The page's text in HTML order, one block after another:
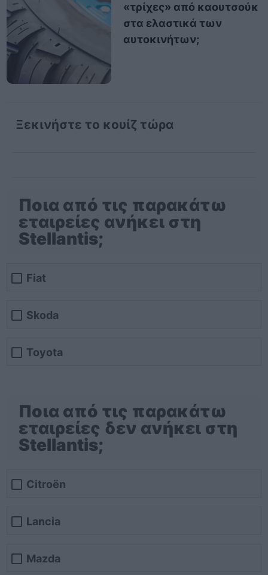
«τρίχες» από καουτσούκ
στα ελαστικά των
αυτοκινήτων;
Ξεκινήστε το κουίζ τώρα
Ποια από τις παρακάτω
εταιρείες ανήκει στη
Stellantis;
Fiat
Skoda
Toyota
Ποια από τις παρακάτω
εταιρείες δεν ανήκει στη
Stellantis;
Citroën
Lancia
Mazda